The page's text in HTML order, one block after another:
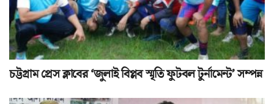
চট্টগ্রাম প্রেস ক্লাবের ‘জুলাই বিপ্লব স্মৃতি ফুটবল টুর্নামেন্ট’ সম্পন্ন